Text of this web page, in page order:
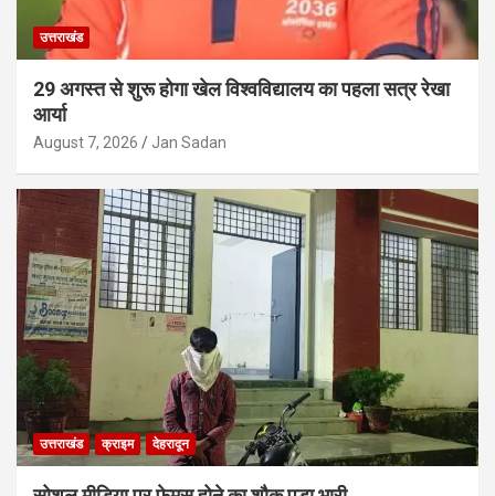
उत्तराखंड
29 अगस्त से शुरू होगा खेल विश्वविद्यालय का पहला सत्र रेखा
आर्या
August 7, 2026 Jan Sadan
उत्तराखंड क्राइम देहरादून